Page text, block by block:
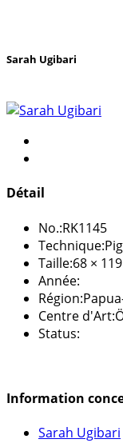
Sarah Ugibari
Détail
No.:RK1145
Technique:
Taille:68 ×
Année:
Région:
Centre d'Art:
Status:
Information
Sarah Ugibari